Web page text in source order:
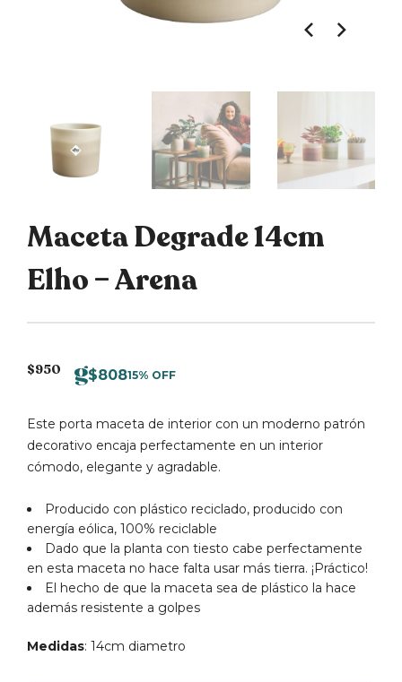
Maceta Degrade 14cm
Elho – Arena
$950 $80815% OFF
Este porta maceta de interior con un moderno patrón
decorativo encaja perfectamente en un interior
cómodo, elegante y agradable.
Producido con plástico reciclado, producido con
energía eólica, 100% reciclable
Dado que la planta con tiesto cabe perfectamente
en esta maceta no hace falta usar más tierra. ¡Práctico!
El hecho de que la maceta sea de plástico la hace
además resistente a golpes
Medidas: 14cm diametro